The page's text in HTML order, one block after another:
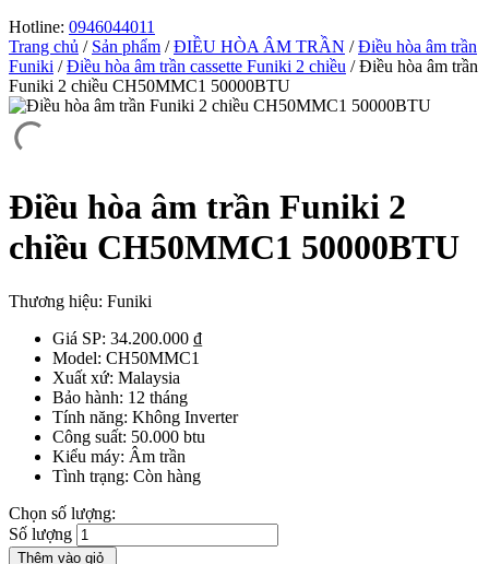
Hotline: 0946044011
Trang chủ / Sản phẩm /ĐIỀU HÒA ÂM TRẦN /Điều hòa âm trần
Funiki /Điều hòa âm trần cassette Funiki 2 chiều /Điều hòa âm trần
Funiki 2 chiều CH50MMC1 50000BTU
Điều hòa âm trần Funiki 2
chiều CH50MMC1 50000BTU
Thương hiệu: Funiki
Giá SP: 34.200.000 ₫
Model: CH50MMC1
Xuất xứ: Malaysia
Bảo hành: 12 tháng
Tính năng: Không Inverter
Công suất: 50.000 btu
Kiểu máy: Âm trần
Tình trạng: Còn hàng
Chọn số lượng:
Số lượng
Thêm vào giỏ